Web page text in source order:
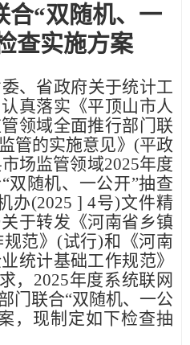
合“双随机、一
查实施方案
、省政府关于统计工
真落实《平顶山市人
领域全面推行部门联
管的实施意见》(平政
市场监管领域2025年度
“双随机、一公开”抽查
办(2025 ] 4号)文件精
于转发《河南省乡镇
范》(试行)和《河南
统计基础工作规范》
， 2025年度系统联网
门联合“双随机、一公
，现制定如下检查抽